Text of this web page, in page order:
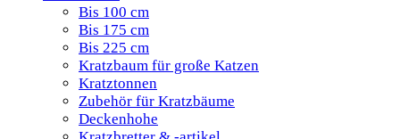
Bis 100 cm
Bis 175 cm
Bis 225 cm
Kratzbaum für große Katzen
Kratztonnen
Zubehör für Kratzbäume
Deckenhohe